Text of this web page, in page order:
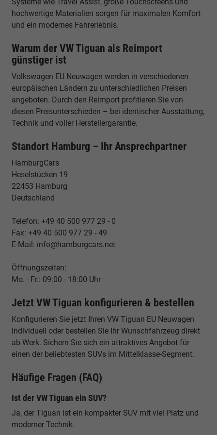
hochwertige Materialien sorgen für maximalen Komfort
und ein modernes Fahrerlebnis.
Warum der VW Tiguan als Reimport
günstiger ist
Volkswagen EU Neuwagen werden in verschiedenen
europäischen Ländern zu unterschiedlichen Preisen
angeboten. Durch den Reimport profitieren Sie von
diesen Preisunterschieden – bei identischer Ausstattung,
Technik und voller Herstellergarantie.
Standort Hamburg – Ihr Ansprechpartner
HamburgCars
Heselstücken 19
22453 Hamburg
Deutschland
Telefon: +49 40 500 977 29 - 0
Fax: +49 40 500 977 29 - 49
E-Mail: info@hamburgcars.net
Öffnungszeiten:
Mo. - Fr.: 09:00 - 18:00 Uhr
Jetzt VW Tiguan konfigurieren & bestellen
Konfigurieren Sie jetzt Ihren VW Tiguan EU Neuwagen
individuell oder bestellen Sie Ihr Wunschfahrzeug direkt
ab Werk. Sichern Sie sich ein attraktives Angebot für
einen der beliebtesten SUVs im Mittelklasse-Segment.
Häufige Fragen (FAQ)
Ist der VW Tiguan ein SUV?
Ja, der Tiguan ist ein kompakter SUV mit viel Platz und
moderner Technik.